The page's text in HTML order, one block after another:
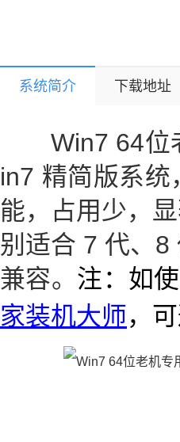
系统简介 下载地址
Win7 64位老
in7 精简版系
能，占用少，
别适合 7 代、8
兼容。 注：如
家装机大师，